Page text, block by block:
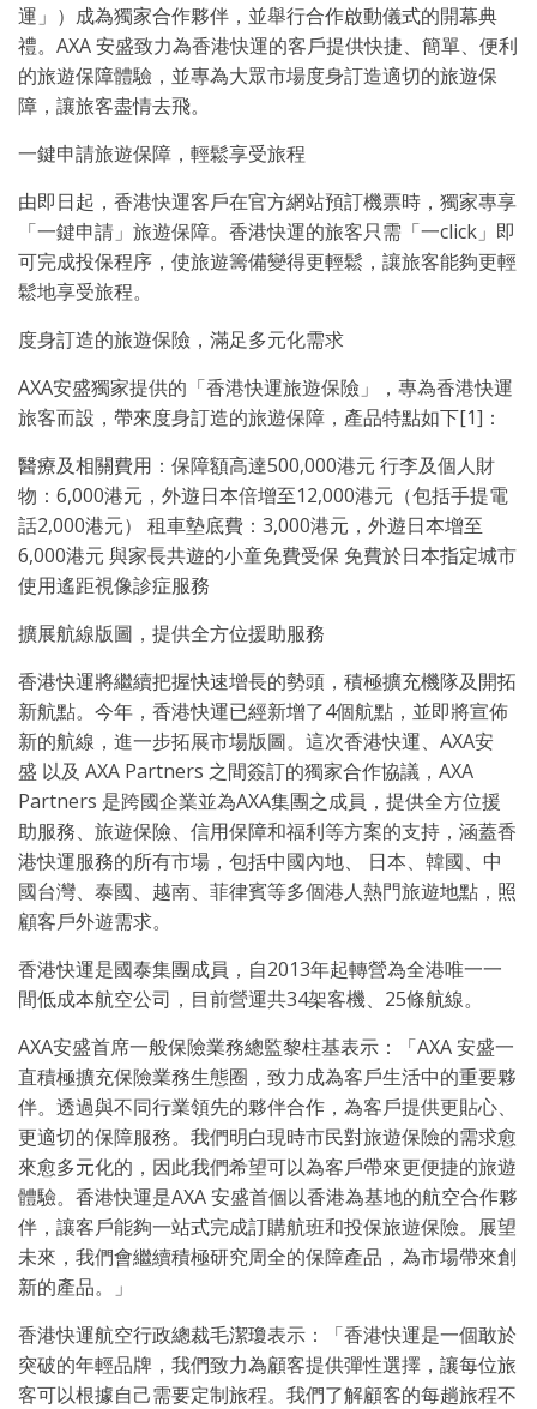
運」）成為獨家合作夥伴，並舉行合作啟動儀式的開幕典
禮。AXA 安盛致力為香港快運的客戶提供快捷、簡單、便利
的旅遊保障體驗，並專為大眾市場度身訂造適切的旅遊保
障，讓旅客盡情去飛。
一鍵申請旅遊保障，輕鬆享受旅程
由即日起，香港快運客戶在官方網站預訂機票時，獨家專享
「一鍵申請」旅遊保障。香港快運的旅客只需「一click」即
可完成投保程序，使旅遊籌備變得更輕鬆，讓旅客能夠更輕
鬆地享受旅程。
度身訂造的旅遊保險，滿足多元化需求
AXA安盛獨家提供的「香港快運旅遊保險」，專為香港快運
旅客而設，帶來度身訂造的旅遊保障，產品特點如下[1]：
醫療及相關費用：保障額高達500,000港元 行李及個人財
物：6,000港元，外遊日本倍增至12,000港元（包括手提電
話2,000港元） 租車墊底費：3,000港元，外遊日本增至
6,000港元 與家長共遊的小童免費受保 免費於日本指定城市
使用遙距視像診症服務
擴展航線版圖，提供全方位援助服務
香港快運將繼續把握快速增長的勢頭，積極擴充機隊及開拓
新航點。今年，香港快運已經新增了4個航點，並即將宣佈
新的航線，進一步拓展市場版圖。這次香港快運、AXA安
盛 以及 AXA Partners 之間簽訂的獨家合作協議，AXA
Partners 是跨國企業並為AXA集團之成員，提供全方位援
助服務、旅遊保險、信用保障和福利等方案的支持，涵蓋香
港快運服務的所有市場，包括中國內地、 日本、韓國、中
國台灣、泰國、越南、菲律賓等多個港人熱門旅遊地點，照
顧客戶外遊需求。
香港快運是國泰集團成員，自2013年起轉營為全港唯一一
間低成本航空公司，目前營運共34架客機、25條航線。
AXA安盛首席一般保險業務總監黎柱基表示：「AXA 安盛一
直積極擴充保險業務生態圈，致力成為客戶生活中的重要夥
伴。透過與不同行業領先的夥伴合作，為客戶提供更貼心、
更適切的保障服務。我們明白現時市民對旅遊保險的需求愈
來愈多元化的，因此我們希望可以為客戶帶來更便捷的旅遊
體驗。香港快運是AXA 安盛首個以香港為基地的航空合作夥
伴，讓客戶能夠一站式完成訂購航班和投保旅遊保險。展望
未來，我們會繼續積極研究周全的保障產品，為市場帶來創
新的產品。」
香港快運航空行政總裁毛潔瓊表示：「香港快運是一個敢於
突破的年輕品牌，我們致力為顧客提供彈性選擇，讓每位旅
客可以根據自己需要定制旅程。我們了解顧客的每趟旅程不